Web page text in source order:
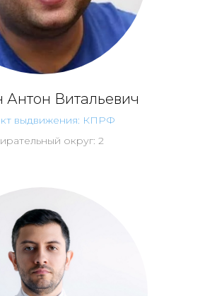
Витальевич
выдвижения: КПРФ
округ: 2